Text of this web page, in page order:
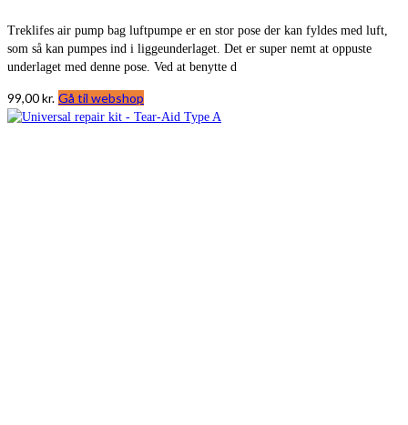
Treklifes air pump bag luftpumpe er en stor pose der kan fyldes med luft,
som så kan pumpes ind i liggeunderlaget. Det er super nemt at oppuste
underlaget med denne pose. Ved at benytte d
99,00kr. Gå til webshop